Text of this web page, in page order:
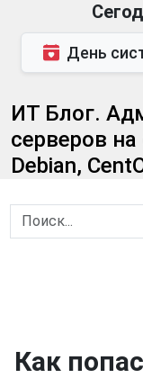
День
ИТ Блог.
серверов
Debian,
Как